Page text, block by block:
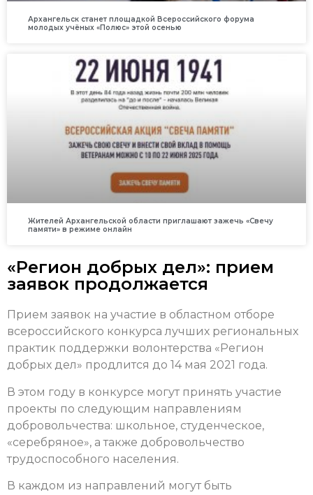
Архангельск станет площадкой Всероссийского форума
молодых учёных «Полюс» этой осенью
Жителей Архангельской области приглашают зажечь «Свечу
памяти» в режиме онлайн
«Регион добрых дел»: прием
заявок продолжается
Прием заявок на участие в областном отборе
всероссийского конкурса лучших региональных
практик поддержки волонтерства «Регион
добрых дел» продлится до 14 мая 2021 года.
В этом году в конкурсе могут принять участие
проекты по следующим направлениям
добровольчества: школьное, студенческое,
«серебряное», а также добровольчество
трудоспособного населения.
В каждом из направлений могут быть